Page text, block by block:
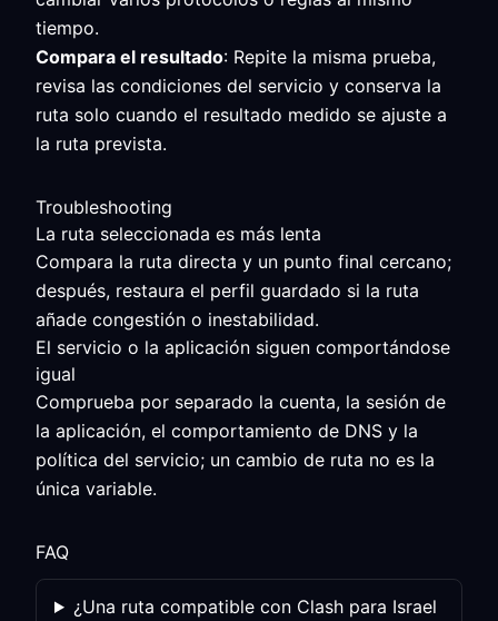
tiempo.
Compara el resultado: Repite la misma prueba,
revisa las condiciones del servicio y conserva la
ruta solo cuando el resultado medido se ajuste a
la ruta prevista.
Troubleshooting
La ruta seleccionada es más lenta
Compara la ruta directa y un punto final cercano;
después, restaura el perfil guardado si la ruta
añade congestión o inestabilidad.
El servicio o la aplicación siguen comportándose
igual
Comprueba por separado la cuenta, la sesión de
la aplicación, el comportamiento de DNS y la
política del servicio; un cambio de ruta no es la
única variable.
FAQ
¿Una ruta compatible con Clash para Israel